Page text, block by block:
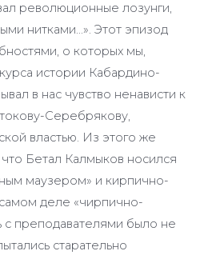
революционные лозунги,
нитками…». Этот эпизод
о которых мы,
истории Кабардино-
в нас чувство ненависти к
Серебрякову,
властью. Из этого же
Бетал Калмыков носился
маузером» и кирпично-
деле «чирпично-
с преподавателями было не
старательно